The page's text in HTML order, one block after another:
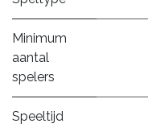
Minimum
aantal
spelers
Speeltijd